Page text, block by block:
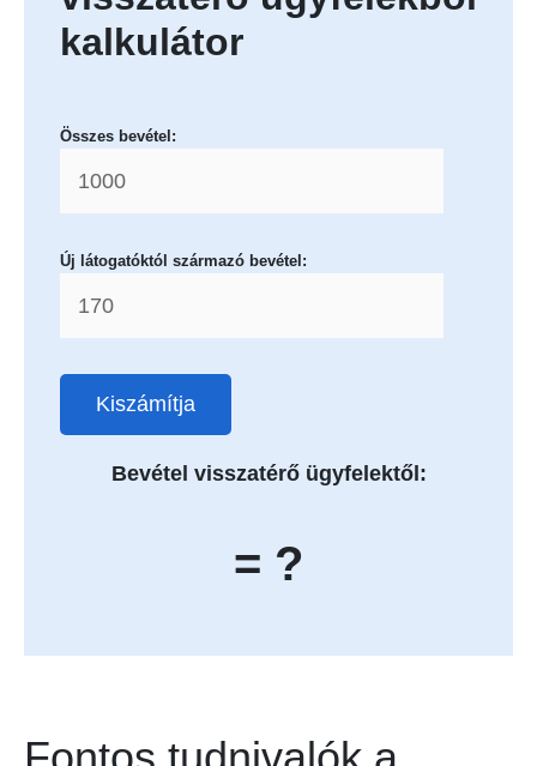
kalkulátor
Összes bevétel:
Új látogatóktól származó bevétel:
Kiszámítja
Bevétel visszatérő ügyfelektől:
= ?